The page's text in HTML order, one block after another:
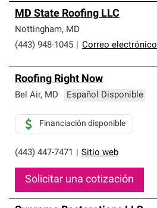
MD State Roofing LLC
Nottingham, MD
(443) 948-1045
Correo electrónico
Roofing Right Now
Bel Air, MD Español Disponible
(443) 447-7471 Sitio web
Financiación disponible
Solicitar una cotización